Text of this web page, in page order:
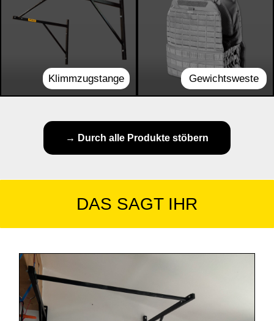
Klimmzugstange Gewichtsweste
→ Durch alle Produkte stöbern
DAS SAGT IHR